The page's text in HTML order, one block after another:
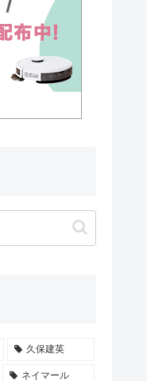
久保建英
ネイマール